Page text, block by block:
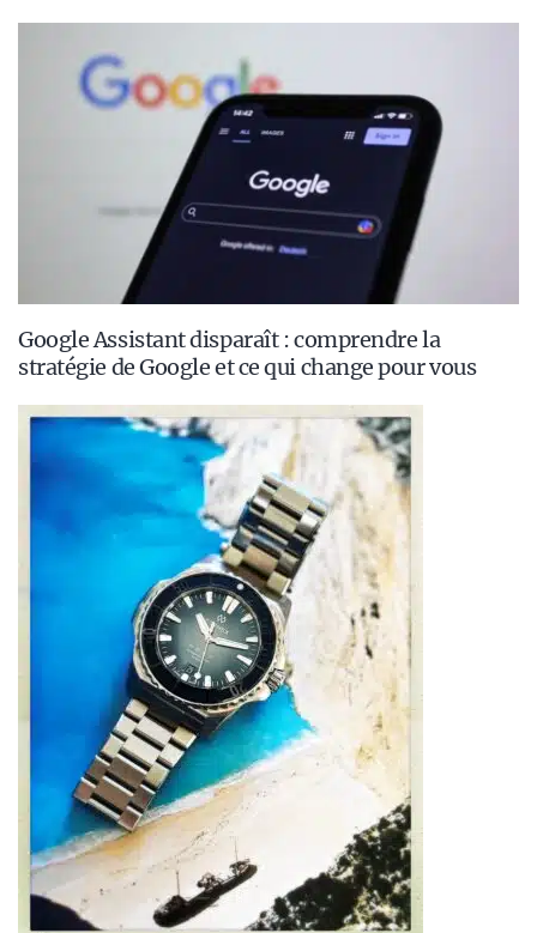
Google Assistant disparaît : comprendre la
stratégie de Google et ce qui change pour vous